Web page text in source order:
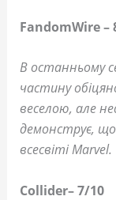
FandomWire –
В останньому
частину
веселою, але
демонструє,
всесвіті Marvel.
Collider– 7/10